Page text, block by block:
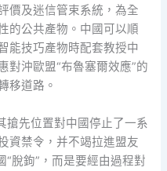
價及迷信管束系統，為全
的公共產物。中國可以順
能技巧產物時配套教授中
對沖歐盟“布魯塞爾效應”的
移道路。
搶先位置對中國停止了一系
資禁令，并不竭拉進盟友
“脫鉤”，而是要經由過程對